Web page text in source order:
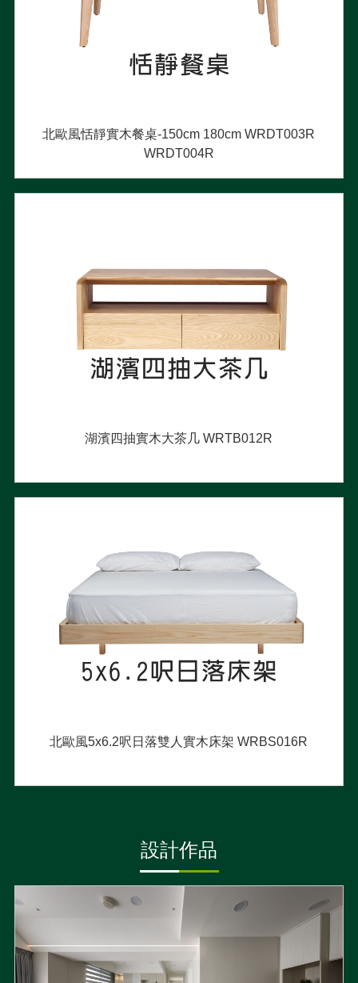
北歐風恬靜實木餐桌-150cm 180cm WRDT003R
WRDT004R
湖濱四抽實木大茶几 WRTB012R
北歐風5x6.2呎日落雙人實木床架 WRBS016R
設計作品